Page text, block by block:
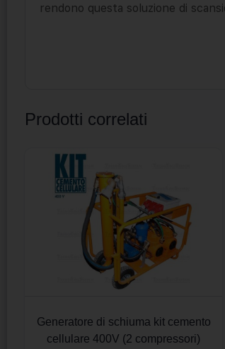
rendono questa soluzione di
Prodotti correlati
Generatore di schiuma kit cemento
cellulare 400V (2 compressori)